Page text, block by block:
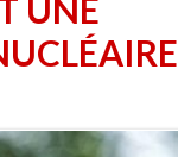
UNE